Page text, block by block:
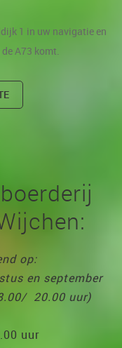
1 in uw navigatie en
A73 komt.
op:
en september
20.00 uur)
uur